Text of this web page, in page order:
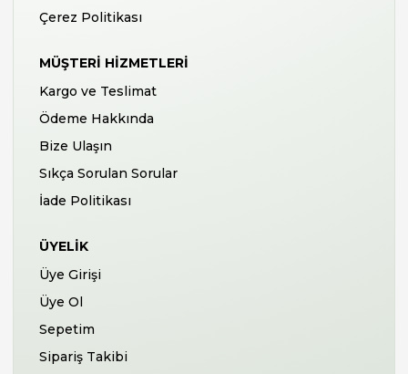
Çerez Politikası
MÜŞTERI HIZMETLERI
Kargo ve Teslimat
Ödeme Hakkında
Bize Ulaşın
Sıkça Sorulan Sorular
İade Politikası
ÜYELIK
Üye Girişi
Üye Ol
Sepetim
Sipariş Takibi